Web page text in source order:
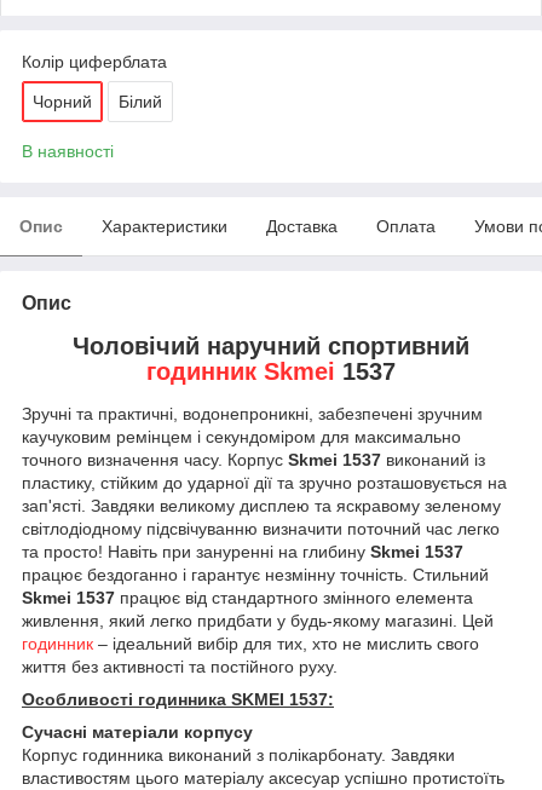
Колір циферблата
Чорний Білий
В наявності
Опис Характеристики Доставка Оплата Умови
Опис
Чоловічий наручний спортивний
годинник Skmei 1537
Зручні та практичні, водонепроникні, забезпечені зручним
каучуковим ремінцем і секундоміром для максимально
точного визначення часу. Корпус Skmei 1537 виконаний із
пластику, стійким до ударної дії та зручно розташовується на
зап'ясті. Завдяки великому дисплею та яскравому зеленому
світлодіодному підсвічуванню визначити поточний час легко
та просто! Навіть при зануренні на глибину Skmei 1537
працює бездоганно і гарантує незмінну точність. Стильний
Skmei 1537 працює від стандартного змінного елемента
живлення, який легко придбати у будь-якому магазині. Цей
годинник – ідеальний вибір для тих, хто не мислить свого
життя без активності та постійного руху.
Особливості годинника SKMEI 1537:
Сучасні матеріали корпусу
Корпус годинника виконаний з полікарбонату. Завдяки
властивостям цього матеріалу аксесуар успішно протистоїть